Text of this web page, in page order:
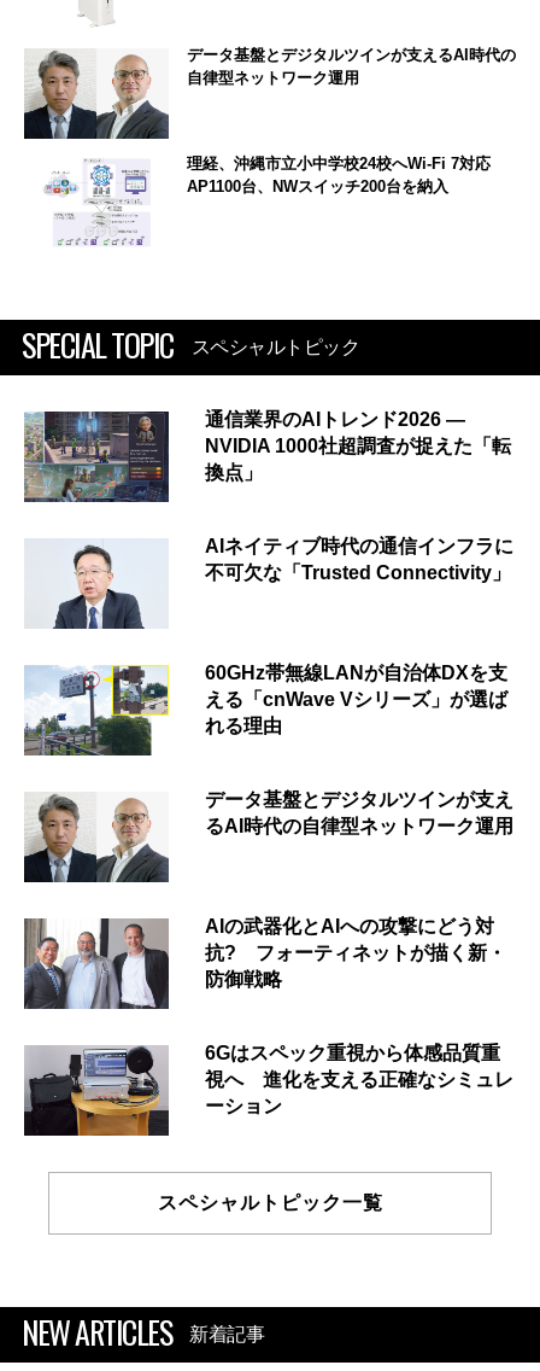
データ基盤とデジタルツインが支えるAI時代の
自律型ネットワーク運用
理経、沖縄市立小中学校24校へWi-Fi 7対応
AP1100台、NWスイッチ200台を納入
SPECIAL TOPIC スペシャルトピック
通信業界のAIトレンド2026 ―
NVIDIA 1000社超調査が捉えた「転
換点」
AIネイティブ時代の通信インフラに
不可欠な「Trusted Connectivity」
60GHz帯無線LANが自治体DXを支
える「cnWave Vシリーズ」が選ば
れる理由
データ基盤とデジタルツインが支え
るAI時代の自律型ネットワーク運用
AIの武器化とAIへの攻撃にどう対
抗? フォーティネットが描く新・
防御戦略
6Gはスペック重視から体感品質重
視へ 進化を支える正確なシミュレ
ーション
スペシャルトピック一覧
NEW ARTICLES 新着記事